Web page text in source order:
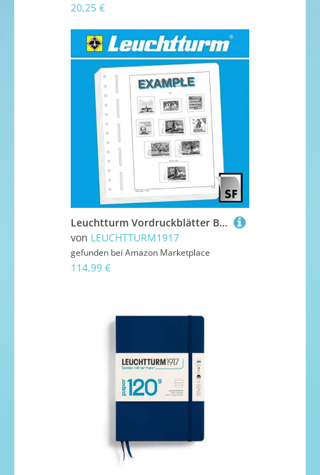
20,25 €
Leuchtturm Vordruckblätter Bayern 1849-1920 mit SF-Schutztasche | Sammelblätter für das Sammelgebiet Bayern
von LEUCHTTURM1917
gefunden bei Amazon Marketplace
114,99 €